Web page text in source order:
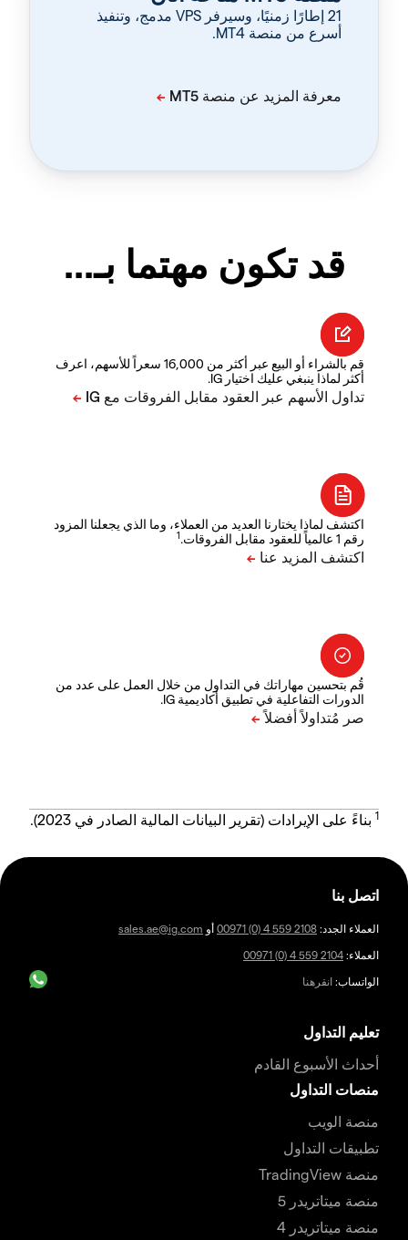
‏21 إطارًا زمنيًا، وسيرفر VPS مدمج، وتنفيذ
أسرع من منصة MT4.
قد تكون مهتما بـ...
قم بالشراء أو البيع عبر أكثر من 16,000 سعراً للأسهم، اعرف
أكثر لماذا ينبغي عليك اختيار IG.
اكتشف لماذا يختارنا العديد من العملاء، وما الذي يجعلنا المزود
رقم 1 عالمياً للعقود مقابل الفروقات.
1
قُم بتحسين مهاراتك في التداول من خلال العمل على عدد من
الدورات التفاعلية في تطبيق أكاديمية IG.
1 بناءً على الإيرادات (تقرير البيانات المالية الصادر في 2023).
اتصل بنا
العملاء الجدد: 00971 (0) 4 559 2108 أو sales.ae@ig.com
العملاء: 00971 (0) 4 559 2104
الواتساب: انقرهنا
تعليم التداول
أحداث الأسبوع القادم
منصات التداول
منصة الويب
تطبيقات التداول
منصة TradingView
منصة ميتاتريدر 5
منصة ميتاتريدر 4